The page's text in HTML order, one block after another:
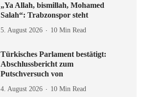
„Ya Allah, bismillah, Mohamed
Salah“: Trabzonspor steht
5. August 2026 10 Min Read
Türkisches Parlament bestätigt:
Abschlussbericht zum
Putschversuch von
4. August 2026 10 Min Read